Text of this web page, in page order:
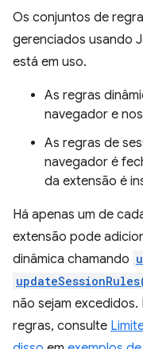
Os conjuntos de
gerenciados usando
está em uso.
As regras
navegador e
As regras de
navegador é
da extensão é
Há apenas um de
extensão pode
dinâmica chamando
não sejam
regras, consulte